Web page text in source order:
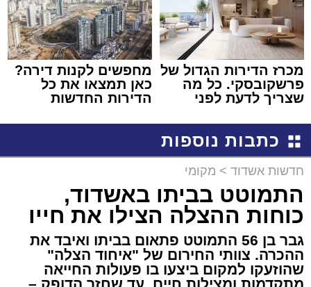
מכרז הדירות הגדול של
פרשקובסקי. כל מה
שצריך לדעת לפני
באשדוד
מחפשים לקנות דירה?
כאן תמצאו את כל
הדירות החדשות
כתבות נוספות
חדשות אשדוד > מקומי
התמוטט בביתו באשדוד,
כוחות ההצלה הצילו את חייו
גבר בן 56 התמוטט פתאום בביתו ואיבד את
ההכרה. צוותי החירום של "איחוד הצלה"
שהוזעקו למקום ביצעו בו פעולות החייאה
מתקדמות ומצילות חיים, עד שחזר הדופק –